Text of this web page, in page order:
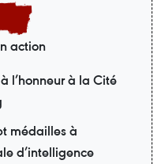
action
l’honneur à la Cité
médailles à
d’intelligence